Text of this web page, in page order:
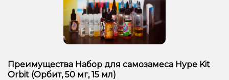
Преимущества Набор для самозамеса Hype Kit
Orbit (Орбит, 50 мг, 15 мл)